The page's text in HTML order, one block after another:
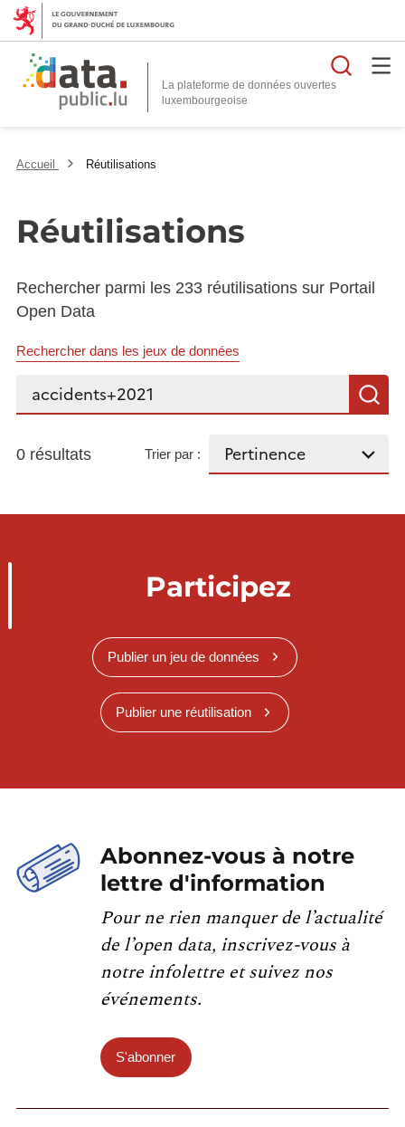
La plateforme de données ouvertes
Accueil Réutilisations
Réutilisations
Rechercher parmi les 233 réutilisations sur Portail
Open Data
Rechercher dans les jeux de données
Rechercher...
0 résultats Trier par :
Participez
Publier un jeu de données
Publier une réutilisation
Abonnez-vous à notre
lettre d'information
Pour ne rien manquer de l’actualité
de l’open data, inscrivez-vous à
notre infolettre et suivez nos
événements.
S'abonner